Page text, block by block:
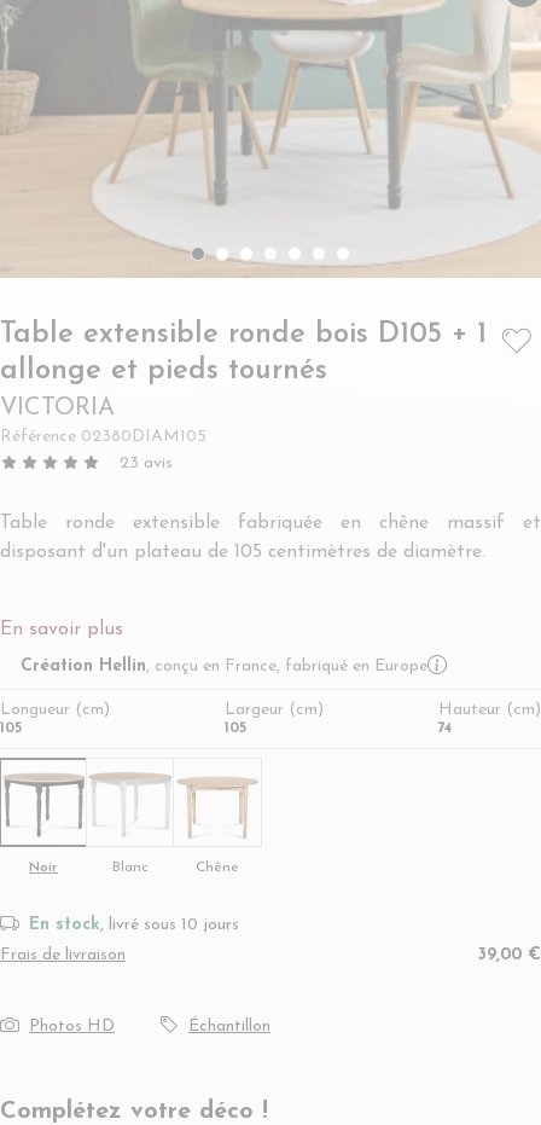
Table extensible ronde bois D105 + 1
allonge et pieds tournés
VICTORIA
Référence 02380DIAM105
23 avis
Table ronde extensible fabriquée en chêne massif et
disposant d'un plateau de 105 centimètres de diamètre.
En savoir plus
Création Hellin, conçu en France, fabriqué en Europe More
Longueur (cm)
105
Largeur (cm)
105
Hauteur (cm)
74
Blanc
Noir Chêne
En stock, livré sous 10 jours
Frais de livraison
39,00 €
Photos HD Échantillon
Complétez votre déco !